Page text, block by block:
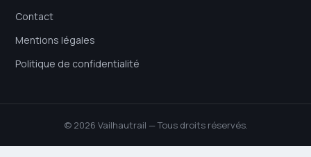
Contact
Mentions légales
Politique de confidentialité
© 2026 Vailhautrail — Tous droits réservés.